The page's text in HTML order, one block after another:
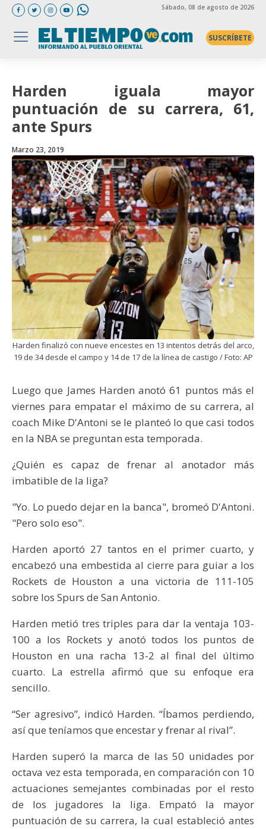
Sábado, 08 de agosto de 2026
SUSCRÍBETE
Harden iguala mayor
puntuación de su carrera, 61,
ante Spurs
Marzo 23, 2019
Harden finalizó con nueve encestes en 13 intentos detrás del arco,
19 de 34 desde el campo y 14 de 17 de la línea de castigo / Foto: AP
Luego que James Harden anotó 61 puntos más el
viernes para empatar el máximo de su carrera, al
coach Mike D'Antoni se le planteó lo que casi todos
en la NBA se preguntan esta temporada.
¿Quién es capaz de frenar al anotador más
imbatible de la liga?
"Yo. Lo puedo dejar en la banca", bromeó D'Antoni.
"Pero solo eso".
Harden aportó 27 tantos en el primer cuarto, y
encabezó una embestida al cierre para guiar a los
Rockets de Houston a una victoria de 111-105
sobre los Spurs de San Antonio.
Harden metió tres triples para dar la ventaja 103-
100 a los Rockets y anotó todos los puntos de
Houston en una racha 13-2 al final del último
cuarto. La estrella afirmó que su enfoque era
sencillo.
“Ser agresivo”, indicó Harden. “Íbamos perdiendo,
así que teníamos que encestar y frenar al rival”.
Harden superó la marca de las 50 unidades por
octava vez esta temporada, en comparación con 10
actuaciones semejantes combinadas por el resto
de los jugadores la liga. Empató la mayor
puntuación de su carrera, la cual estableció antes